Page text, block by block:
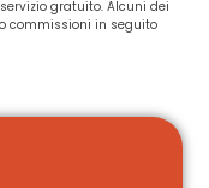
gratuito. Alcuni dei
commissioni in seguito